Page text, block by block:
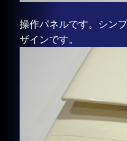
操作パネルです。シン
ザインです。